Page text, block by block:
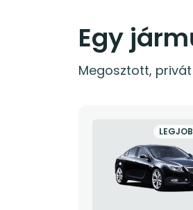
Egy
Megosztott,